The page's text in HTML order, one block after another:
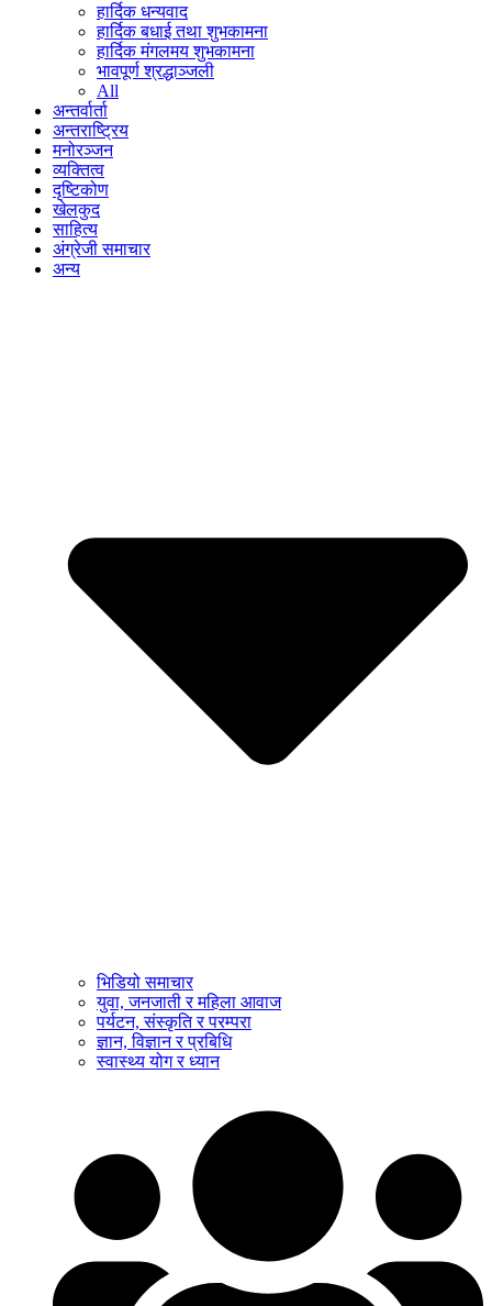
हार्दिक धन्यवाद
हार्दिक बधाई तथा शुभकामना
हार्दिक मंगलमय शुभकामना
भावपूर्ण श्रद्धाञ्जली
All
अन्तर्वार्ता
अन्तराष्ट्रिय
मनोरञ्जन
व्यक्तित्व
दृष्टिकोण
खेलकुद
साहित्य
अंग्रेजी समाचार
अन्य
भिडियो समाचार
युवा, जनजाती र महिला आवाज
पर्यटन, संस्कृति र परम्परा
ज्ञान, विज्ञान र प्रबिधि
स्वास्थ्य योग र ध्यान